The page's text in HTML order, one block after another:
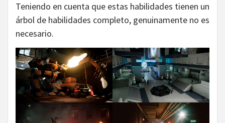
Teniendo en cuenta que estas habilidades tienen un
árbol de habilidades completo, genuinamente no es
necesario.